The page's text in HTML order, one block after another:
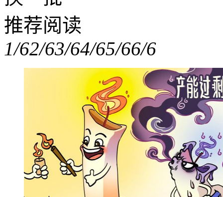
推荐阅读
1/62/63/64/65/66/6